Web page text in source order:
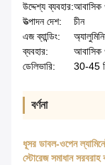
উদ্দেশ্য ব্যবহার:আবাসিক
উত্পাদন দেশ:
চীন
এজ ব্যান্ডিং:
ব্যবহার:
আবাসিক
ডেলিভারি:
30-45
বর্ণনা
ধূসর ডাবল-ওপেন
স্টোরেজ সমাধান সরবরাহ